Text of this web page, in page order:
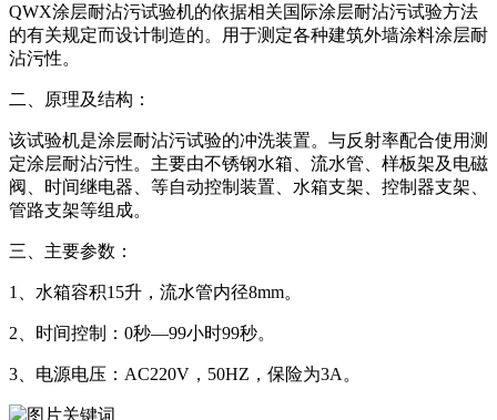
QWX涂层耐沾污试验机的依据相关国际涂层耐沾污试验方法
的有关规定而设计制造的。用于测定各种建筑外墙涂料涂层耐
沾污性。
二、原理及结构：
该试验机是涂层耐沾污试验的冲洗装置。与反射率配合使用测
定涂层耐沾污性。主要由不锈钢水箱、流水管、样板架及电磁
阀、时间继电器、等自动控制装置、水箱支架、控制器支架、
管路支架等组成。
三、主要参数：
1、水箱容积15升，流水管内径8mm。
2、时间控制：0秒—99小时99秒。
3、电源电压：AC220V，50HZ，保险为3A。